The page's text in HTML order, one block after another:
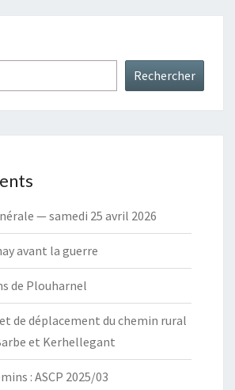
Rechercher
— samedi 25 avril 2026
avant la guerre
de Plouharnel
de déplacement du chemin rural
et Kerhellegant
: ASCP 2025/03